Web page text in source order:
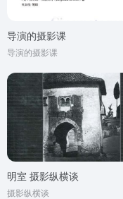
导演的摄影课
导演的摄影课
明室 摄影纵横谈
摄影纵横谈